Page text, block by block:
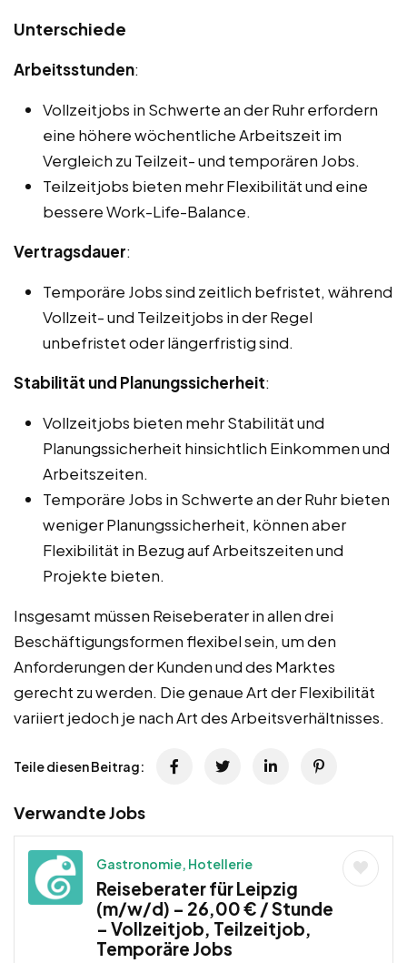
Unterschiede
Arbeitsstunden:
Vollzeitjobs in Schwerte an der Ruhr erfordern
eine höhere wöchentliche Arbeitszeit im
Vergleich zu Teilzeit- und temporären Jobs.
Teilzeitjobs bieten mehr Flexibilität und eine
bessere Work-Life-Balance.
Vertragsdauer:
Temporäre Jobs sind zeitlich befristet, während
Vollzeit- und Teilzeitjobs in der Regel
unbefristet oder längerfristig sind.
Stabilität und Planungssicherheit:
Vollzeitjobs bieten mehr Stabilität und
Planungssicherheit hinsichtlich Einkommen und
Arbeitszeiten.
Temporäre Jobs in Schwerte an der Ruhr bieten
weniger Planungssicherheit, können aber
Flexibilität in Bezug auf Arbeitszeiten und
Projekte bieten.
Insgesamt müssen Reiseberater in allen drei
Beschäftigungsformen flexibel sein, um den
Anforderungen der Kunden und des Marktes
gerecht zu werden. Die genaue Art der Flexibilität
variiert jedoch je nach Art des Arbeitsverhältnisses.
Teile diesen Beitrag:
Verwandte Jobs
Gastronomie, Hotellerie
Reiseberater für Leipzig
(m/w/d) – 26,00 € / Stunde
– Vollzeitjob, Teilzeitjob,
Temporäre Jobs